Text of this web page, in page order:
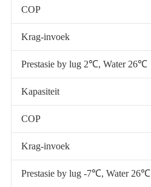
COP
Krag-invoek
Prestasie by lug 2℃, Water 26℃
Kapasiteit
COP
Krag-invoek
Prestasie by lug -7℃, Water 26℃